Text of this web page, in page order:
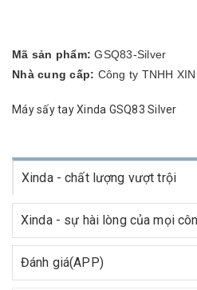
Mã sản phẩm:GSQ83-Silver
Nhà cung cấp: Công ty TNHH
Máy sấy tay Xinda GSQ83 Silver
Xinda - chất lượng vượt trội
Xinda - sự hài lòng của mọi
Đánh giá(APP)